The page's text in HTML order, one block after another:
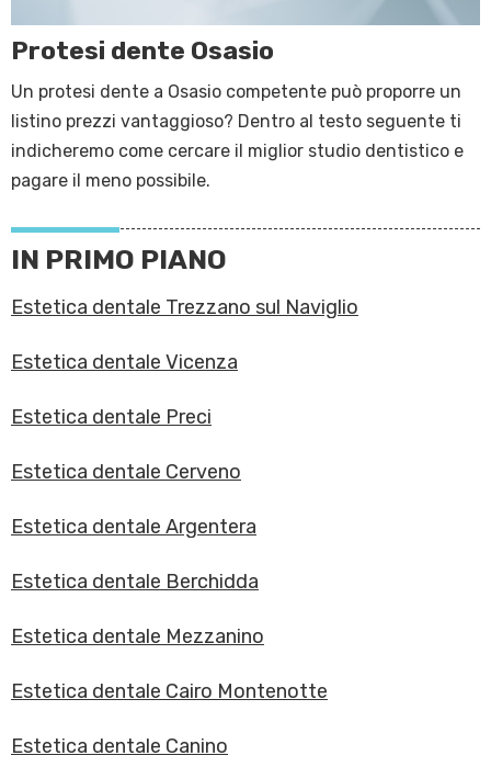
Protesi dente Osasio
Un protesi dente a Osasio competente può proporre un
listino prezzi vantaggioso? Dentro al testo seguente ti
indicheremo come cercare il miglior studio dentistico e
pagare il meno possibile.
IN PRIMO PIANO
Estetica dentale Trezzano sul Naviglio
Estetica dentale Vicenza
Estetica dentale Preci
Estetica dentale Cerveno
Estetica dentale Argentera
Estetica dentale Berchidda
Estetica dentale Mezzanino
Estetica dentale Cairo Montenotte
Estetica dentale Canino